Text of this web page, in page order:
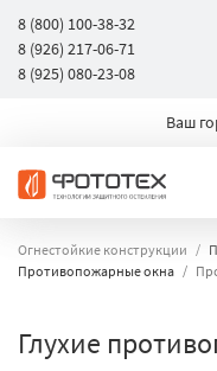
8 (800) 100-38-32
8 (926) 217-06-71
8 (925) 080-23-08
Ваш
Огнестойкие конструкции
Противопожарные окна
Глухие